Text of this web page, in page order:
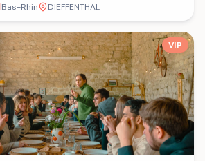
Bas-Rhin DIEFFENTHAL
VIP